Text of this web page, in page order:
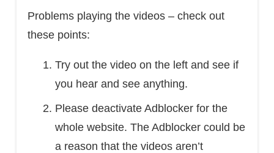
Problems playing the videos – check out
these points:
Try out the video on the left and see if
you hear and see anything.
Please deactivate Adblocker for the
whole website. The Adblocker could be
a reason that the videos aren’t